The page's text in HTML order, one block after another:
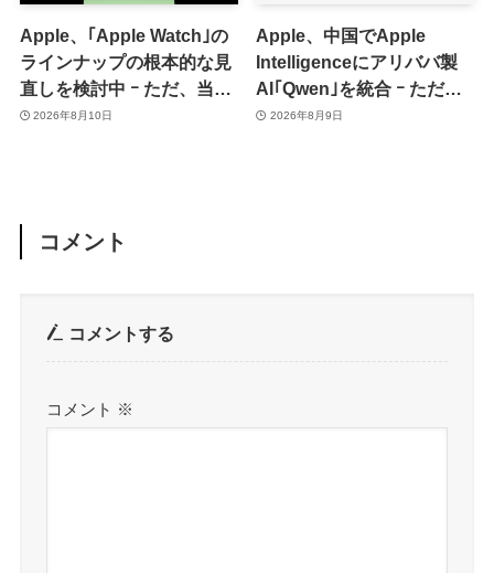
Apple、｢Apple Watch｣の
ラインナップの根本的な見
直しを検討中 ｰ ただ、当面
は控えめなアップグレード
2026年8月10日
Apple、中国でApple
Intelligenceにアリババ製
AI｢Qwen｣を統合 ｰ ただ、
ユーザーガイドを公開後に
2026年8月9日
コメント
コメントする
コメント ※